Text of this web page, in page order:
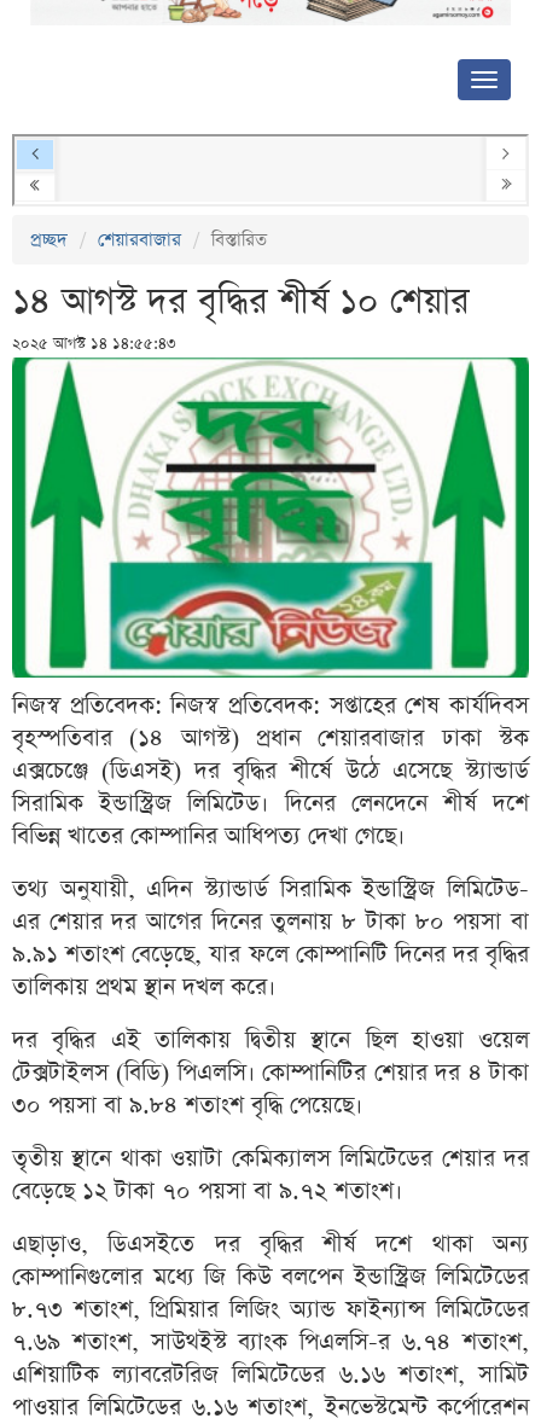
প্রচ্ছদ শেয়ারবাজার বিস্তারিত
১৪ আগস্ট দর বৃদ্ধির শীর্ষ ১০ শেয়ার
২০২৫ আগস্ট ১৪ ১৪:৫৫:৪৩
নিজস্ব প্রতিবেদক: নিজস্ব প্রতিবেদক: সপ্তাহের শেষ কার্যদিবস
বৃহস্পতিবার (১৪ আগস্ট) প্রধান শেয়ারবাজার ঢাকা স্টক
এক্সচেঞ্জে (ডিএসই) দর বৃদ্ধির শীর্ষে উঠে এসেছে স্ট্যান্ডার্ড
সিরামিক ইন্ডাস্ট্রিজ লিমিটেড। দিনের লেনদেনে শীর্ষ দশে
বিভিন্ন খাতের কোম্পানির আধিপত্য দেখা গেছে।
তথ্য অনুযায়ী, এদিন স্ট্যান্ডার্ড সিরামিক ইন্ডাস্ট্রিজ লিমিটেড-
এর শেয়ার দর আগের দিনের তুলনায় ৮ টাকা ৮০ পয়সা বা
৯.৯১ শতাংশ বেড়েছে,যারফলে কোম্পানিটি দিনের দর বৃদ্ধির
তালিকায় প্রথম স্থান দখল করে।
দর বৃদ্ধির এই তালিকায় দ্বিতীয় স্থানে ছিল হাওয়া ওয়েল
টেক্সটাইলস (বিডি) পিএলসি। কোম্পানিটির শেয়ার দর ৪ টাকা
৩০ পয়সা বা ৯.৮৪ শতাংশ বৃদ্ধি পেয়েছে।
তৃতীয় স্থানে থাকা ওয়াটা কেমিক্যালস লিমিটেডের শেয়ার দর
বেড়েছে ১২ টাকা ৭০ পয়সা বা ৯.৭২ শতাংশ।
এছাড়াও, ডিএসইতে দর বৃদ্ধির শীর্ষ দশে থাকা অন্য
কোম্পানিগুলোর মধ্যে জি কিউ বলপেন ইন্ডাস্ট্রিজ লিমিটেডের
৮.৭৩ শতাংশ, প্রিমিয়ার লিজিং অ্যান্ড ফাইন্যান্স লিমিটেডের
৭.৬৯ শতাংশ, সাউথইস্ট ব্যাংক পিএলসি-র ৬.৭৪ শতাংশ,
এশিয়াটিক ল্যাবরেটরিজ লিমিটেডের ৬.১৬ শতাংশ, সামিট
পাওয়ার লিমিটেডের ৬.১৬ শতাংশ, ইনভেস্টমেন্ট কর্পোরেশন